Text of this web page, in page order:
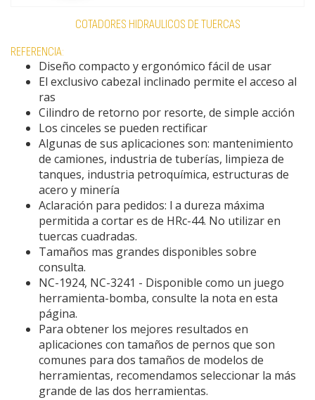
COTADORES HIDRAULICOS DE TUERCAS
REFERENCIA:
Diseño compacto y ergonómico fácil de usar
El exclusivo cabezal inclinado permite el acceso al
ras
Cilindro de retorno por resorte, de simple acción
Los cinceles se pueden rectificar
Algunas de sus aplicaciones son: mantenimiento
de camiones, industria de tuberías, limpieza de
tanques, industria petroquímica, estructuras de
acero y minería
Aclaración para pedidos: l a dureza máxima
permitida a cortar es de HRc-44. No utilizar en
tuercas cuadradas.
Tamaños mas grandes disponibles sobre
consulta.
NC-1924, NC-3241 - Disponible como un juego
herramienta-bomba, consulte la nota en esta
página.
Para obtener los mejores resultados en
aplicaciones con tamaños de pernos que son
comunes para dos tamaños de modelos de
herramientas, recomendamos seleccionar la más
grande de las dos herramientas.